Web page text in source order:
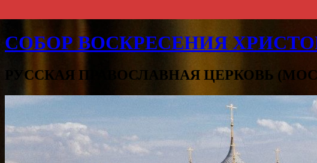
СОБОР ВОСКРЕСЕНИЯ
РУССКАЯ ПРАВОСЛАВНАЯ ЦЕРКОВЬ